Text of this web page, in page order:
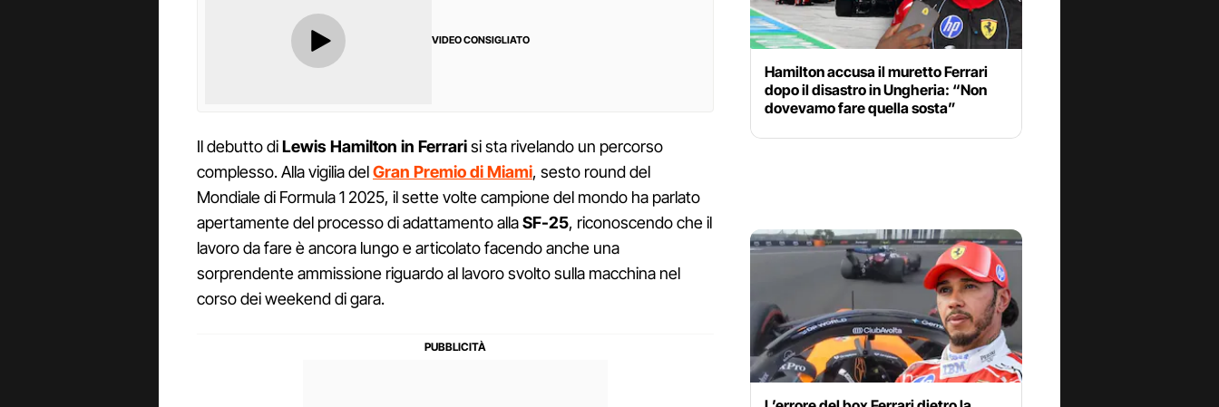
VIDEO CONSIGLIATO
Il debutto diLewis Hamilton in Ferrarisi sta rivelando un percorso
complesso. Alla vigilia delGran Premio di Miami, sesto round del
Mondiale di Formula 1 2025, il sette volte campione del mondo ha parlato
apertamente del processo di adattamento allaSF-25, riconoscendo che il
lavoro da fare è ancora lungo e articolato facendo anche una
sorprendente ammissione riguardo al lavoro svolto sulla macchina nel
corso dei weekend di gara.
Hamilton accusa il muretto Ferrari
dopo il disastro in Ungheria: “Non
dovevamo fare quella sosta”